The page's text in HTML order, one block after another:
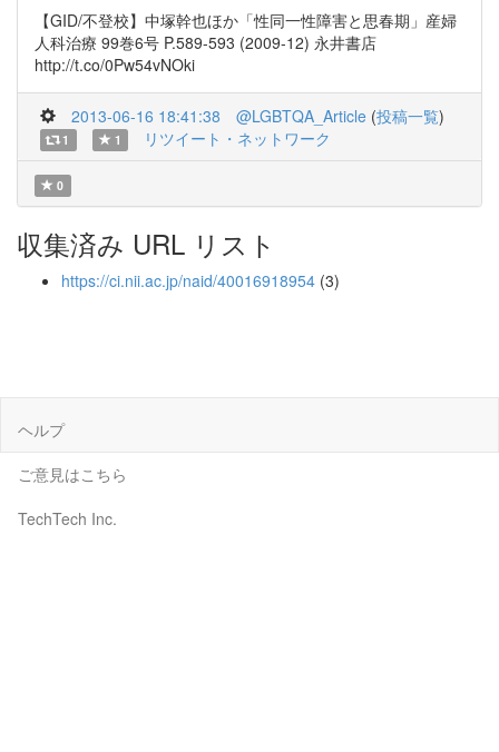
【GID/不登校】中塚幹也ほか「性同一性障害と思春期」産婦
人科治療 99巻6号 P.589-593 (2009-12) 永井書店
http://t.co/0Pw54vNOki
2013-06-16 18:41:38 @LGBTQA_Article (投稿一覧)
1 1 リツイート・ネットワーク
0
収集済み URL リスト
https://ci.nii.ac.jp/naid/40016918954 (3)
ヘルプ
ご意見はこちら
TechTech Inc.